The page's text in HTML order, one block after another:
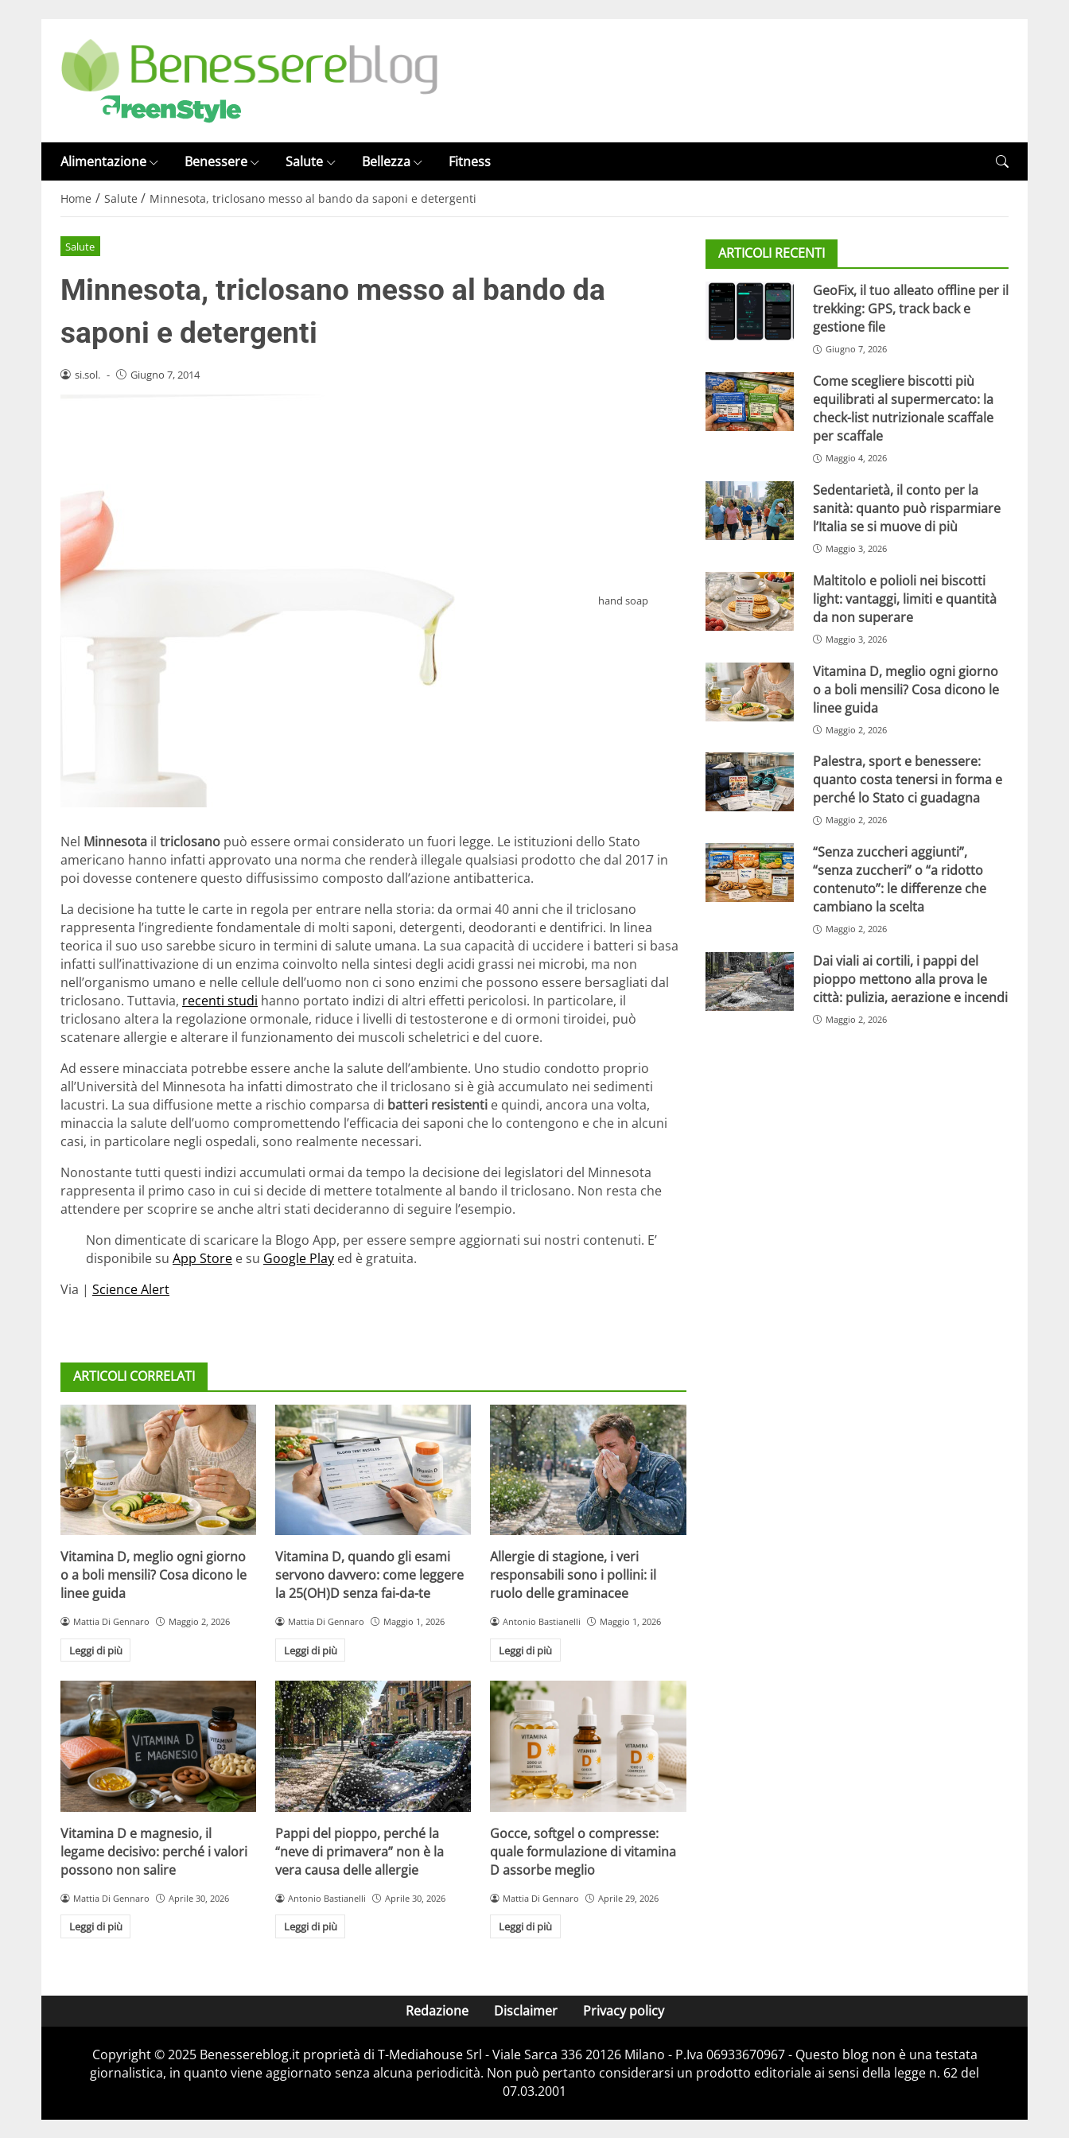
Alimentazione Benessere Salute Bellezza Fitness
Home / Salute / Minnesota, triclosano messo al bando da saponi e detergenti
Salute
Minnesota, triclosano messo al bando da
saponi e detergenti
si.sol. - Giugno 7, 2014
hand soap
Nel Minnesota il triclosano può essere ormai considerato un fuori legge. Le istituzioni dello Stato
americano hanno infatti approvato una norma che renderà illegale qualsiasi prodotto che dal 2017 in
poi dovesse contenere questo diffusissimo composto dall’azione antibatterica.
La decisione ha tutte le carte in regola per entrare nella storia: da ormai 40 anni che il triclosano
rappresenta l’ingrediente fondamentale di molti saponi, detergenti, deodoranti e dentifrici. In linea
teorica il suo uso sarebbe sicuro in termini di salute umana. La sua capacità di uccidere i batteri si basa
infatti sull’inattivazione di un enzima coinvolto nella sintesi degli acidi grassi nei microbi, ma non
nell’organismo umano e nelle cellule dell’uomo non ci sono enzimi che possono essere bersagliati dal
triclosano. Tuttavia, recenti studi hanno portato indizi di altri effetti pericolosi. In particolare, il
triclosano altera la regolazione ormonale, riduce i livelli di testosterone e di ormoni tiroidei, può
scatenare allergie e alterare il funzionamento dei muscoli scheletrici e del cuore.
Ad essere minacciata potrebbe essere anche la salute dell’ambiente. Uno studio condotto proprio
all’Università del Minnesota ha infatti dimostrato che il triclosano si è già accumulato nei sedimenti
lacustri. La sua diffusione mette a rischio comparsa di batteri resistenti e quindi, ancora una volta,
minaccia la salute dell’uomo compromettendo l’efficacia dei saponi che lo contengono e che in alcuni
casi, in particolare negli ospedali, sono realmente necessari.
Nonostante tutti questi indizi accumulati ormai da tempo la decisione dei legislatori del Minnesota
rappresenta il primo caso in cui si decide di mettere totalmente al bando il triclosano. Non resta che
attendere per scoprire se anche altri stati decideranno di seguire l’esempio.
Non dimenticate di scaricare la Blogo App, per essere sempre aggiornati sui nostri contenuti. E’
disponibile su App Store e su Google Play ed è gratuita.
Via | Science Alert
ARTICOLI CORRELATI
Vitamina D, meglio ogni giorno
o a boli mensili? Cosa dicono le
linee guida
Mattia Di Gennaro Maggio 2, 2026
Leggi di più
Vitamina D, quando gli esami
servono davvero: come leggere
la 25(OH)D senza fai-da-te
Mattia Di Gennaro Maggio 1, 2026
Leggi di più
Allergie di stagione, i veri
responsabili sono i pollini: il
ruolo delle graminacee
Antonio Bastianelli Maggio 1, 2026
Leggi di più
Vitamina D e magnesio, il
legame decisivo: perché i valori
possono non salire
Mattia Di Gennaro Aprile 30, 2026
Leggi di più
Pappi del pioppo, perché la
“neve di primavera” non è la
vera causa delle allergie
Antonio Bastianelli Aprile 30, 2026
Leggi di più
Gocce, softgel o compresse:
quale formulazione di vitamina
D assorbe meglio
Mattia Di Gennaro Aprile 29, 2026
Leggi di più
ARTICOLI RECENTI
GeoFix, il tuo alleato offline per il
trekking: GPS, track back e
gestione file
Giugno 7, 2026
Come scegliere biscotti più
equilibrati al supermercato: la
check-list nutrizionale scaffale
per scaffale
Maggio 4, 2026
Sedentarietà, il conto per la
sanità: quanto può risparmiare
l’Italia se si muove di più
Maggio 3, 2026
Maltitolo e polioli nei biscotti
light: vantaggi, limiti e quantità
da non superare
Maggio 3, 2026
Vitamina D, meglio ogni giorno
o a boli mensili? Cosa dicono le
linee guida
Maggio 2, 2026
Palestra, sport e benessere:
quanto costa tenersi in forma e
perché lo Stato ci guadagna
Maggio 2, 2026
“Senza zuccheri aggiunti”,
“senza zuccheri” o “a ridotto
contenuto”: le differenze che
cambiano la scelta
Maggio 2, 2026
Dai viali ai cortili, i pappi del
pioppo mettono alla prova le
città: pulizia, aerazione e incendi
Maggio 2, 2026
Redazione Disclaimer Privacy policy
Copyright © 2025 Benessereblog.it proprietà di T-Mediahouse Srl - Viale Sarca 336 20126 Milano - P.Iva 06933670967 - Questo blog non è una testata
giornalistica, in quanto viene aggiornato senza alcuna periodicità. Non può pertanto considerarsi un prodotto editoriale ai sensi della legge n. 62 del
07.03.2001